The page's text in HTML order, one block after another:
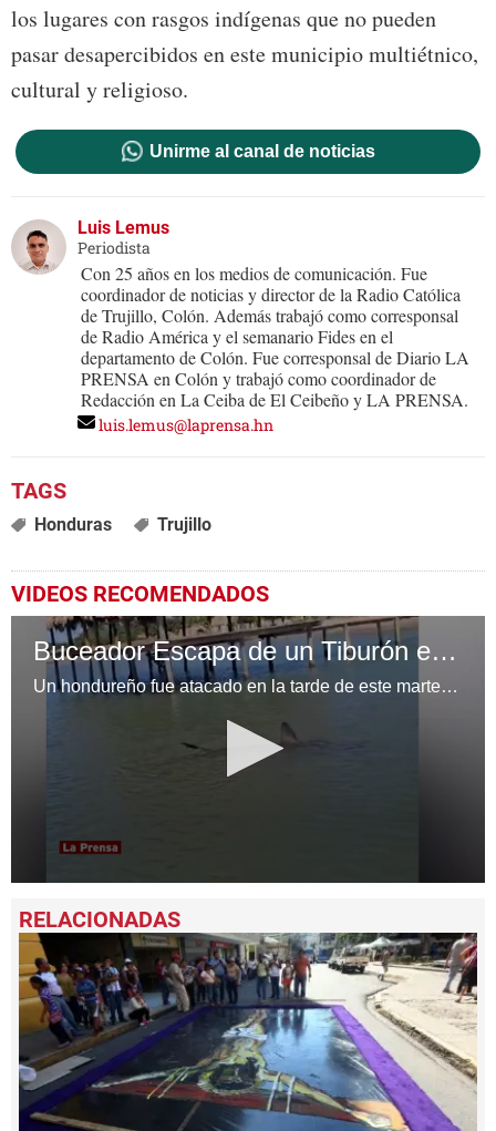
los lugares con rasgos indígenas que no pueden
pasar desapercibidos en este municipio multiétnico,
cultural y religioso.
Unirme al canal de noticias
Luis Lemus
Periodista
Con 25 años en los medios de comunicación. Fue
coordinador de noticias y director de la Radio Católica
de Trujillo, Colón. Además trabajó como corresponsal
de Radio América y el semanario Fides en el
departamento de Colón. Fue corresponsal de Diario LA
PRENSA en Colón y trabajó como coordinador de
Redacción en La Ceiba de El Ceibeño y LA PRENSA.
luis.lemus@laprensa.hn
Honduras Trujillo
VIDEOS RECOMENDADOS
Buceador Escapa de un Tiburón en Trujillo
Un hondureño fue atacado en la tarde de este martes por un enorme tiburón cuando estaba buceando en el mar, frente a Trujillo, Colón.
seconds
of
1
minute,
6
seconds